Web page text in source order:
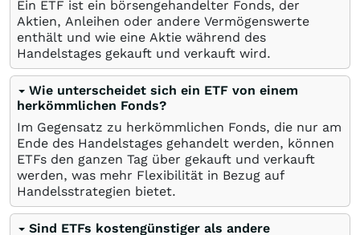
Ein ETF ist ein börsengehandelter Fonds, der
Aktien, Anleihen oder andere Vermögenswerte
enthält und wie eine Aktie während des
Handelstages gekauft und verkauft wird.
Wie unterscheidet sich ein ETF von einem
herkömmlichen Fonds?
Im Gegensatz zu herkömmlichen Fonds, die nur am
Ende des Handelstages gehandelt werden, können
ETFs den ganzen Tag über gekauft und verkauft
werden, was mehr Flexibilität in Bezug auf
Handelsstrategien bietet.
Sind ETFs kostengünstiger als andere